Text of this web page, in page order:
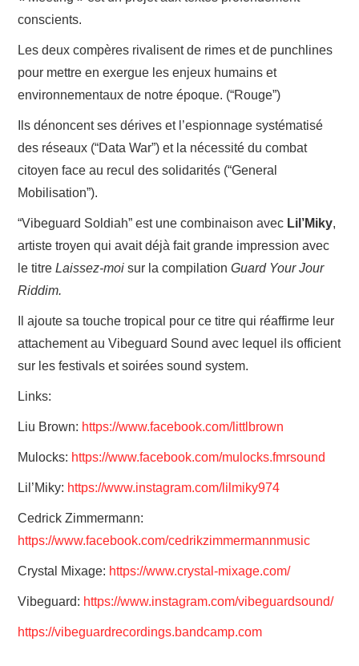
conscients.
Les deux compères rivalisent de rimes et de punchlines
pour mettre en exergue les enjeux humains et
environnementaux de notre époque. (“Rouge”)
Ils dénoncent ses dérives et l’espionnage systématisé
des réseaux (“Data War”) et la nécessité du combat
citoyen face au recul des solidarités (“General
Mobilisation”).
“Vibeguard Soldiah” est une combinaison avec Lil’Miky,
artiste troyen qui avait déjà fait grande impression avec
le titreLaissez-moisur la compilationGuard Your Jour
Riddim.
Il ajoute sa touche tropical pour ce titre qui réaffirme leur
attachement au Vibeguard Sound avec lequel ils officient
sur les festivals et soirées sound system.
Links:
Liu Brown: https://www.facebook.com/littlbrown
Mulocks: https://www.facebook.com/mulocks.fmrsound
Lil’Miky: https://www.instagram.com/lilmiky974
Cedrick Zimmermann:
https://www.facebook.com/cedrikzimmermannmusic
Crystal Mixage: https://www.crystal-mixage.com/
Vibeguard: https://www.instagram.com/vibeguardsound/
https://vibeguardrecordings.bandcamp.com